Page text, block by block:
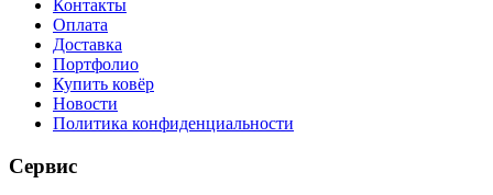
Контакты
Оплата
Доставка
Портфолио
Купить ковёр
Новости
Политика конфиденциальности
Сервис